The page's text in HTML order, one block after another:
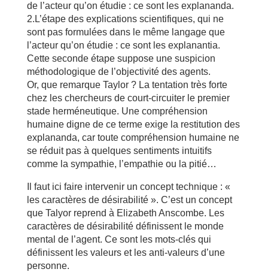
de l’acteur qu’on étudie : ce sont les explananda.
2.L’étape des explications scientifiques, qui ne
sont pas formulées dans le même langage que
l’acteur qu’on étudie : ce sont les explanantia.
Cette seconde étape suppose une suspicion
méthodologique de l’objectivité des agents.
Or, que remarque Taylor ? La tentation très forte
chez les chercheurs de court-circuiter le premier
stade herméneutique. Une compréhension
humaine digne de ce terme exige la restitution des
explananda, car toute compréhension humaine ne
se réduit pas à quelques sentiments intuitifs
comme la sympathie, l’empathie ou la pitié…
Il faut ici faire intervenir un concept technique : «
les caractères de désirabilité ». C’est un concept
que Talyor reprend à Elizabeth Anscombe. Les
caractères de désirabilité définissent le monde
mental de l’agent. Ce sont les mots-clés qui
définissent les valeurs et les anti-valeurs d’une
personne.